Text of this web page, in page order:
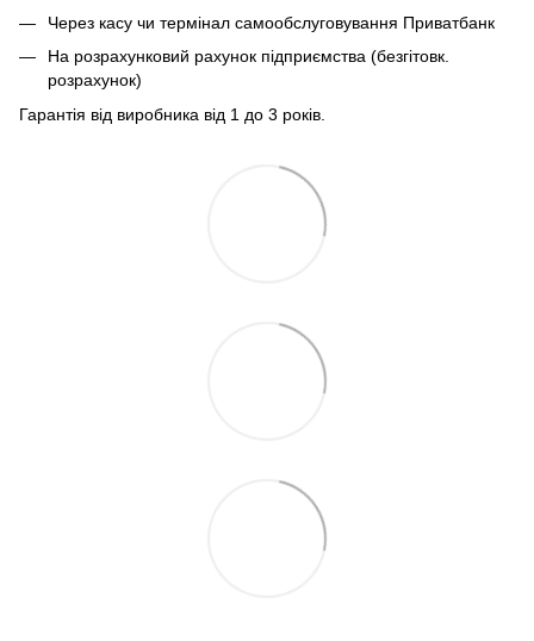
Через касу чи термінал самообслуговування Приватбанк
На розрахунковий рахунок підприємства (безгітовк.
розрахунок)
Гарантія від виробника від 1 до 3 років.